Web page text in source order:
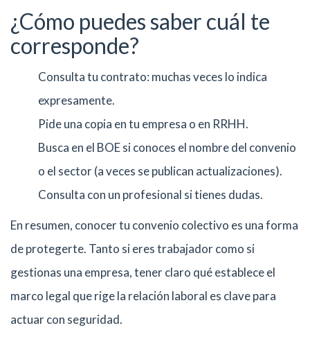
¿Cómo puedes saber cuál te
corresponde?
Consulta tu contrato: muchas veces lo indica
expresamente.
Pide una copia en tu empresa o en RRHH.
Busca en el BOE si conoces el nombre del convenio
o el sector (a veces se publican actualizaciones).
Consulta con un profesional si tienes dudas.
En resumen, conocer tu convenio colectivo es una forma
de protegerte. Tanto si eres trabajador como si
gestionas una empresa, tener claro qué establece el
marco legal que rige la relación laboral es clave para
actuar con seguridad.